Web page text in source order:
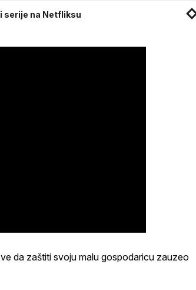
serije na Netfliksu
da zaštiti svoju malu gospodaricu zauzeo